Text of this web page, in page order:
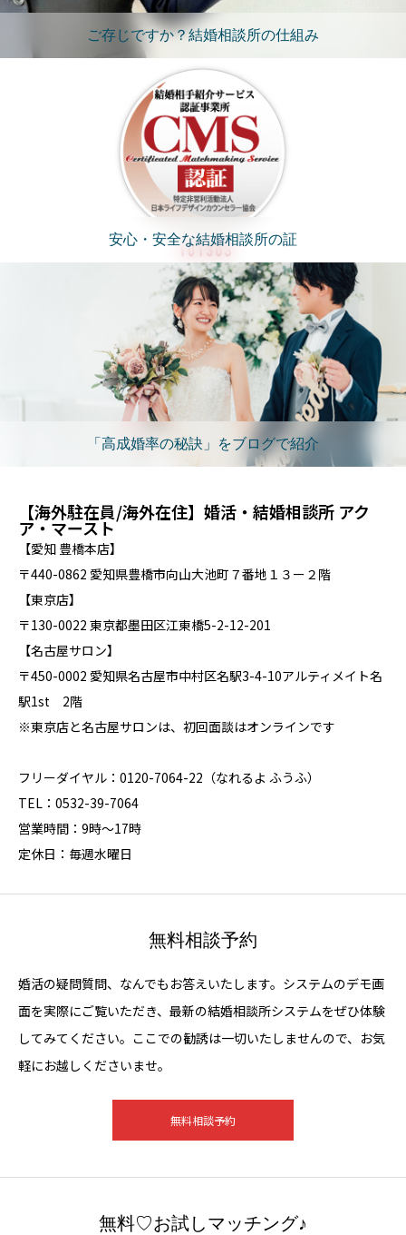
ご存じですか？結婚相談所の仕組み
安心・安全な結婚相談所の証
「高成婚率の秘訣」をブログで紹介
【海外駐在員/海外在住】婚活・結婚相談所 アク
ア・マースト
【愛知 豊橋本店】
〒440-0862 愛知県豊橋市向山大池町７番地１３ー２階
【東京店】
〒130-0022 東京都墨田区江東橋5-2-12-201
【名古屋サロン】
〒450-0002 愛知県名古屋市中村区名駅3-4-10アルティメイト名
駅1st 2階
※東京店と名古屋サロンは、初回面談はオンラインです
フリーダイヤル：0120-7064-22（なれるよ ふうふ）
TEL：0532-39-7064
営業時間：9時～17時
定休日：毎週水曜日
無料相談予約
婚活の疑問質問、なんでもお答えいたします。システムのデモ画
面を実際にご覧いただき、最新の結婚相談所システムをぜひ体験
してみてください。ここでの勧誘は一切いたしませんので、お気
軽にお越しくださいませ。
無料相談予約
無料♡お試しマッチング♪